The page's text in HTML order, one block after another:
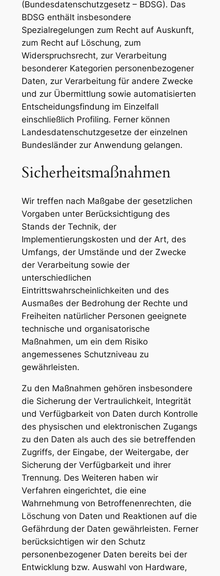
(Bundesdatenschutzgesetz – BDSG). Das
BDSG enthält insbesondere
Spezialregelungen zum Recht auf Auskunft,
zum Recht auf Löschung, zum
Widerspruchsrecht, zur Verarbeitung
besonderer Kategorien personenbezogener
Daten, zur Verarbeitung für andere Zwecke
und zur Übermittlung sowie automatisierten
Entscheidungsfindung im Einzelfall
einschließlich Profiling. Ferner können
Landesdatenschutzgesetze der einzelnen
Bundesländer zur Anwendung gelangen.
Sicherheitsmaßnahmen
Wir treffen nach Maßgabe der gesetzlichen
Vorgaben unter Berücksichtigung des
Stands der Technik, der
Implementierungskosten und der Art, des
Umfangs, der Umstände und der Zwecke
der Verarbeitung sowie der
unterschiedlichen
Eintrittswahrscheinlichkeiten und des
Ausmaßes der Bedrohung der Rechte und
Freiheiten natürlicher Personen geeignete
technische und organisatorische
Maßnahmen, um ein dem Risiko
angemessenes Schutzniveau zu
gewährleisten.
Zu den Maßnahmen gehören insbesondere
die Sicherung der Vertraulichkeit, Integrität
und Verfügbarkeit von Daten durch Kontrolle
des physischen und elektronischen Zugangs
zu den Daten als auch des sie betreffenden
Zugriffs, der Eingabe, der Weitergabe, der
Sicherung der Verfügbarkeit und ihrer
Trennung. Des Weiteren haben wir
Verfahren eingerichtet, die eine
Wahrnehmung von Betroffenenrechten, die
Löschung von Daten und Reaktionen auf die
Gefährdung der Daten gewährleisten. Ferner
berücksichtigen wir den Schutz
personenbezogener Daten bereits bei der
Entwicklung bzw. Auswahl von Hardware,